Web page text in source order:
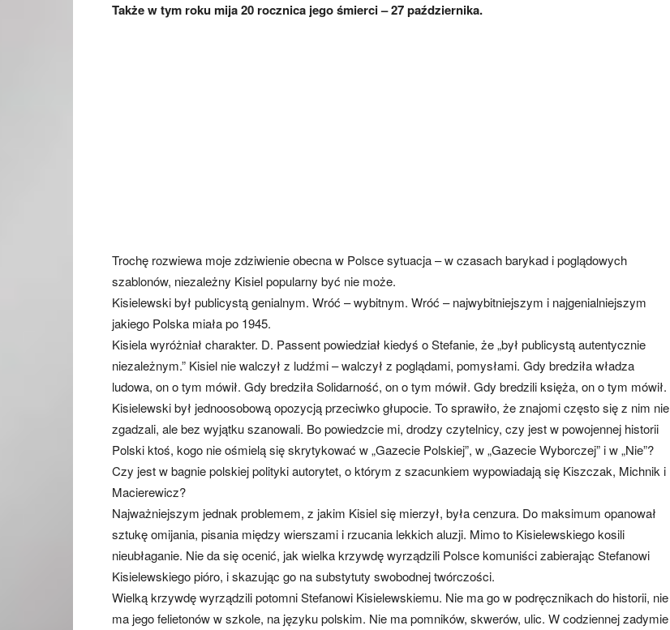
Także w tym roku mija 20 rocznica jego śmierci – 27 października.
Trochę rozwiewa moje zdziwienie obecna w Polsce sytuacja – w czasach barykad i poglądowych
szablonów, niezależny Kisiel popularny być nie może.
Kisielewski był publicystą genialnym. Wróć – wybitnym. Wróć – najwybitniejszym i najgenialniejszym
jakiego Polska miała po 1945.
Kisiela wyróżniał charakter. D. Passent powiedział kiedyś o Stefanie, że „był publicystą autentycznie
niezależnym.” Kisiel nie walczył z ludźmi – walczył z poglądami, pomysłami. Gdy bredziła władza
ludowa, on o tym mówił. Gdy bredziła Solidarność, on o tym mówił. Gdy bredzili księża, on o tym mówił.
Kisielewski był jednoosobową opozycją przeciwko głupocie. To sprawiło, że znajomi często się z nim nie
zgadzali, ale bez wyjątku szanowali. Bo powiedzcie mi, drodzy czytelnicy, czy jest w powojennej historii
Polski ktoś, kogo nie ośmielą się skrytykować w „Gazecie Polskiej”, w „Gazecie Wyborczej” i w „Nie”?
Czy jest w bagnie polskiej polityki autorytet, o którym z szacunkiem wypowiadają się Kiszczak, Michnik i
Macierewicz?
Najważniejszym jednak problemem, z jakim Kisiel się mierzył, była cenzura. Do maksimum opanował
sztukę omijania, pisania między wierszami i rzucania lekkich aluzji. Mimo to Kisielewskiego kosili
nieubłaganie. Nie da się ocenić, jak wielka krzywdę wyrządzili Polsce komuniści zabierając Stefanowi
Kisielewskiego pióro, i skazując go na substytuty swobodnej twórczości.
Wielką krzywdę wyrządzili potomni Stefanowi Kisielewskiemu. Nie ma go w podręcznikach do historii, nie
ma jego felietonów w szkole, na języku polskim. Nie ma pomników, skwerów, ulic. W codziennej zadymie